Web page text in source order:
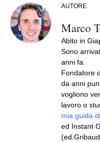
AUTORE
Marco
Abito in
Sono
anni fa.
Fondatore
da anni
vogliono
lavoro o
mia guida
ed Instant